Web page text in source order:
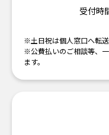
受付時
※土日祝は個人窓口へ転送
※公費払いのご相談等、
ます。